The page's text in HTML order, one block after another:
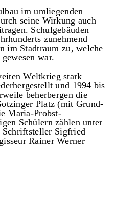
im umliegenden
seine Wirkung auch
Schulgebäuden
zunehmend
im Stadtraum zu, welche
war.
Weltkrieg stark
und 1994 bis
beherbergen die
Platz (mit Grund-
Maria-Probst-
Schülern zählen unter
Schriftsteller Sigfried
Rainer Werner